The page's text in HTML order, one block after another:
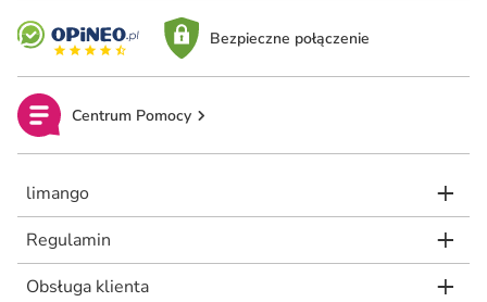
Bezpieczne połączenie
Centrum Pomocy
limango
Regulamin
Obsługa klienta